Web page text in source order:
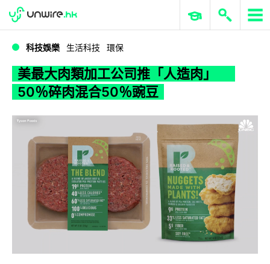
WWDC 2026 ERP 與商業 AI
科技娛樂 生活科技 環保
美最大肉類加工公司推「人造肉」
50％碎肉混合50％豌豆